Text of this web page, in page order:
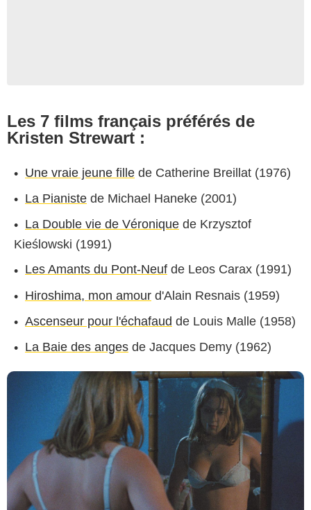
Les 7 films français préférés de
Kristen Strewart :
Une vraie jeune fille de Catherine Breillat (1976)
La Pianiste de Michael Haneke (2001)
La Double vie de Véronique de Krzysztof
Kieślowski (1991)
Les Amants du Pont-Neuf de Leos Carax (1991)
Hiroshima, mon amour d'Alain Resnais (1959)
Ascenseur pour l'échafaud de Louis Malle (1958)
La Baie des anges de Jacques Demy (1962)